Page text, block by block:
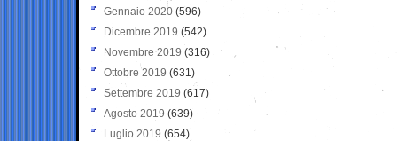
Gennaio 2020 (596)
Dicembre 2019 (542)
Novembre 2019 (316)
Ottobre 2019 (631)
Settembre 2019 (617)
Agosto 2019 (639)
Luglio 2019 (654)